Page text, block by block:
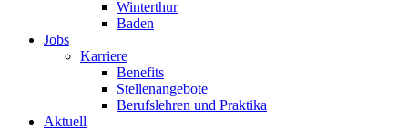
Winterthur
Baden
Jobs
Karriere
Benefits
Stellenangebote
Berufslehren und Praktika
Aktuell